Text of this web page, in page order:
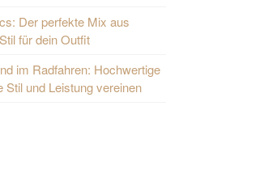
Der perfekte Mix aus
für dein Outfit
im Radfahren: Hochwertige
Stil und Leistung vereinen